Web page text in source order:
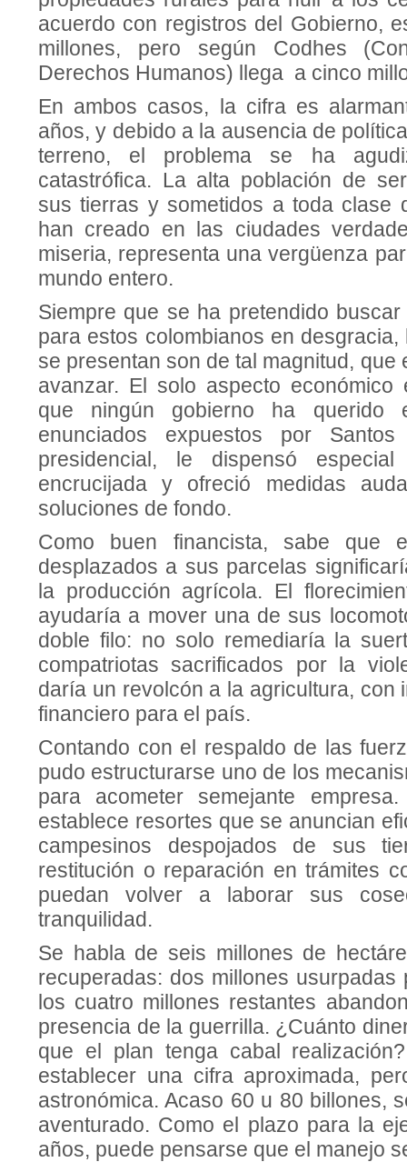
acuerdo con registros del Gobierno,
millones, pero según Codhes
Derechos Humanos) llega a cinco
En ambos casos, la cifra es
años, y debido a la ausencia de
terreno, el problema se ha
catastrófica. La alta población de
sus tierras y sometidos a toda clase
han creado en las ciudades
miseria, representa una vergüenza
mundo entero.
Siempre que se ha pretendido
para estos colombianos en
se presentan son de tal magnitud, que
avanzar. El solo aspecto económico
que ningún gobierno ha querido
enunciados expuestos por
presidencial, le dispensó
encrucijada y ofreció medidas
soluciones de fondo.
Como buen financista, sabe que
desplazados a sus parcelas
la producción agrícola. El
ayudaría a mover una de sus
doble filo: no solo remediaría la
compatriotas sacrificados por la
daría un revolcón a la agricultura, con
financiero para el país.
Contando con el respaldo de las
pudo estructurarse uno de los
para acometer semejante
establece resortes que se anuncian
campesinos despojados de sus
restitución o reparación en trámites
puedan volver a laborar sus
tranquilidad.
Se habla de seis millones de
recuperadas: dos millones usurpadas
los cuatro millones restantes
presencia de la guerrilla. ¿Cuánto
que el plan tenga cabal
establecer una cifra aproximada,
astronómica. Acaso 60 u 80 billones,
aventurado. Como el plazo para la
años, puede pensarse que el manejo